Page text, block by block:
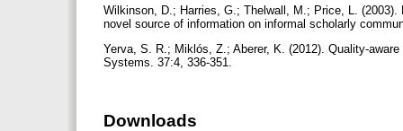
Wilkinson, D.; Harries, G.; Thelwall, M.; Price, L.
novel source of information on informal scholarly
Yerva, S. R.; Miklós, Z.; Aberer, K. (2012). Quality-
Systems. 37:4, 336-351.
Downloads